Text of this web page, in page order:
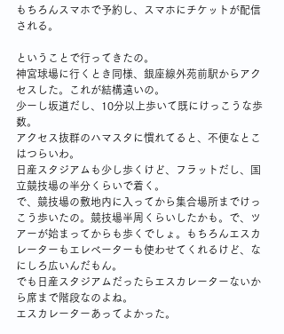
もちろんスマホで予約し、スマホにチケットが配信
される。
ということで行ってきたの。
神宮球場に行くとき同様、銀座線外苑前駅からアク
セスした。これが結構遠いの。
少ーし坂道だし、10分以上歩いて既にけっこうな歩
数。
アクセス抜群のハマスタに慣れてると、不便なとこ
はつらいわ。
日産スタジアムも少し歩くけど、フラットだし、国
立競技場の半分くらいで着く。
で、競技場の敷地内に入ってから集合場所までけっ
こう歩いたの。競技場半周くらいしたかも。で、ツ
アーが始まってからも歩くでしょ。もちろんエスカ
レーターもエレベーターも使わせてくれるけど、な
にしろ広いんだもん。
でも日産スタジアムだったらエスカレーターないか
ら席まで階段なのよね。
エスカレーターあってよかった。